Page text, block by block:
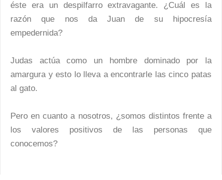
éste era un despilfarro extravagante. ¿Cuál es la
razón que nos da Juan de su hipocresía
empedernida?
Judas actúa como un hombre dominado por la
amargura y esto lo lleva a encontrarle las cinco patas
al gato.
Pero en cuanto a nosotros, ¿somos distintos frente a
los valores positivos de las personas que
conocemos?